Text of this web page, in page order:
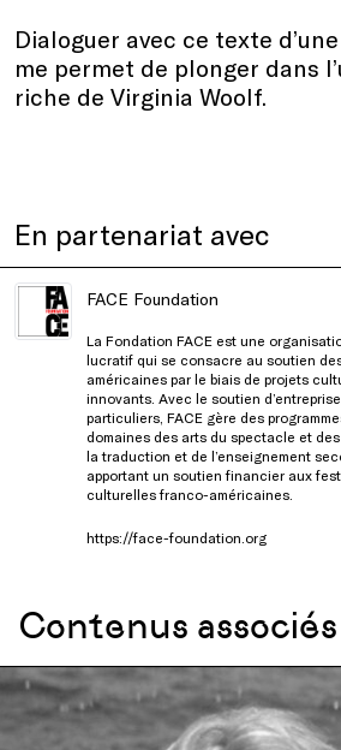
Dialoguer avec ce texte
me permet de plonger dans
riche de Virginia Woolf.
En partenariat avec
FACE Foundation
La Fondation FACE est une
lucratif qui se consacre au soutien
américaines par le biais de projets
innovants. Avec le soutien
particuliers, FACE gère des
domaines des arts du spectacle et
la traduction et de l’enseignement
apportant un soutien financier aux
culturelles franco-américaines.
https://face-foundation.org
Contenus associés